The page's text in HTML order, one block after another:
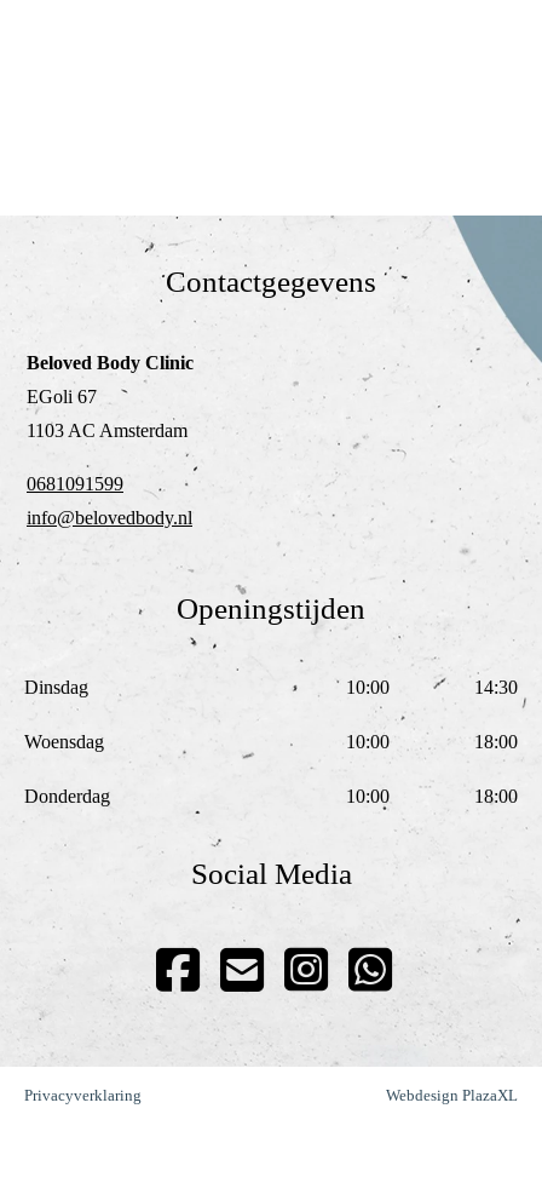
Contactgegevens
Beloved Body Clinic
EGoli 67
1103 AC Amsterdam
0681091599
info@belovedbody.nl
Openingstijden
Dinsdag 10:00 14:30
Woensdag 10:00 18:00
Donderdag 10:00 18:00
Social Media
Privacyverklaring Webdesign PlazaXL